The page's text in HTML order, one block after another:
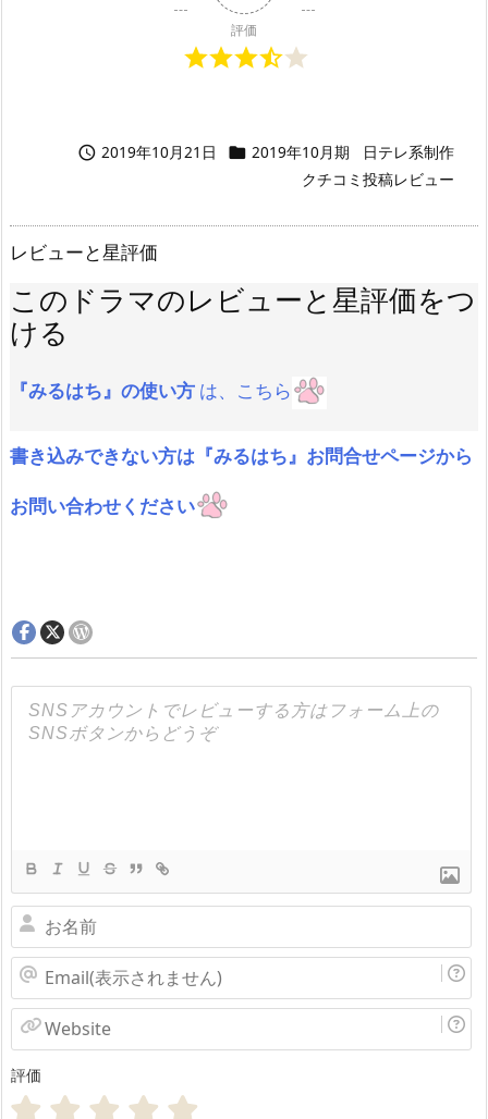
評価
 2019年10月21日  2019年10月期
日テレ系制作
クチコミ投稿レビュー
レビューと星評価
このドラマのレビューと星評価をつ
ける
『みるはち』の使い方 は、こちら
書き込みできない方は『みるはち』お問合せページから
お問い合わせください
お
名
前
Email(表
示
さ
れ
Website
評価